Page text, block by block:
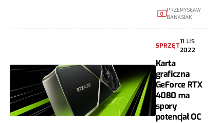
0 PRZEMYSŁAW
BANASIAK
SPRZĘT
11 LIS
2022
Karta
graficzna
GeForce RTX
4080 ma
spory
potencjał OC